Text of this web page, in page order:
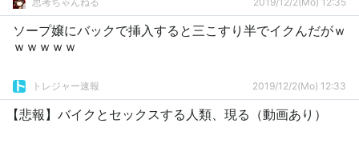
ソープ嬢にバックで挿入すると三こすり半でイクんだがｗ
ｗｗｗｗｗ
トレジャー速報 2019/12/2(Mo) 12:33
【悲報】バイクとセックスする人類、現る（動画あり）